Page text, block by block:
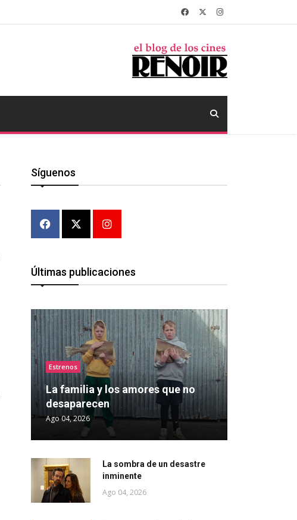
Síguenos
Últimas publicaciones
Estrenos
La familia y los amores que no
desaparecen
Ago 04, 2026
La sombra de un desastre
inminente
Ago 04, 2026